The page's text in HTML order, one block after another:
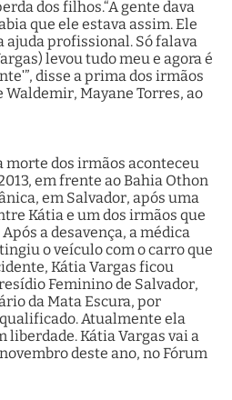
dos filhos.“A gente dava
que ele estava assim. Ele
ajuda profissional. Só falava
levou tudo meu e agora é
disse a prima dos irmãos
Mayane Torres, ao
morte dos irmãos aconteceu
em frente ao Bahia Othon
em Salvador, após uma
Kátia e um dos irmãos que
a desavença, a médica
o veículo com o carro que
Kátia Vargas ficou
Feminino de Salvador,
da Mata Escura, por
Atualmente ela
liberdade. Kátia Vargas vai a
deste ano, no Fórum